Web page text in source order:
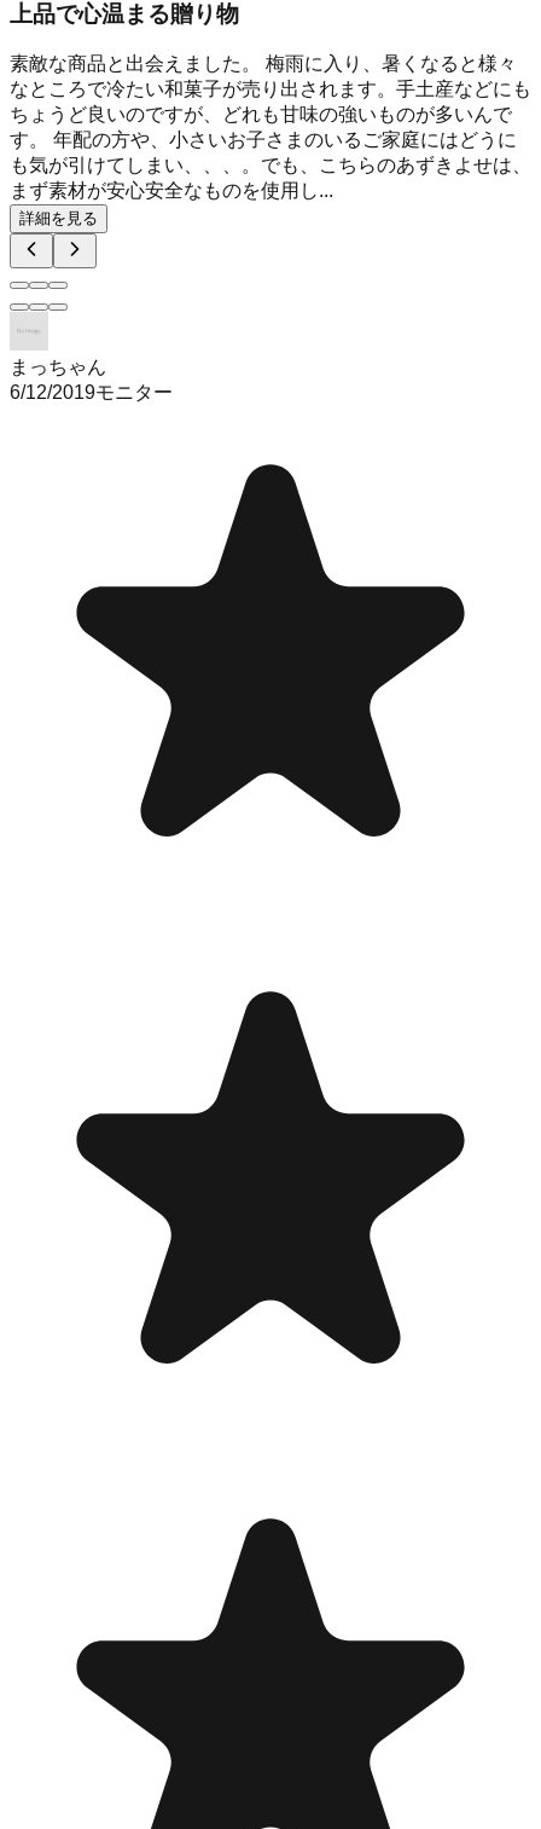
上品で心温まる贈り物
素敵な商品と出会えました。 梅雨に入り、暑くなると様々
なところで冷たい和菓子が売り出されます。手土産などにも
ちょうど良いのですが、どれも甘味の強いものが多いんで
す。 年配の方や、小さいお子さまのいるご家庭にはどうに
も気が引けてしまい、、、。でも、こちらのあずきよせは、
まず素材が安心安全なものを使用し...
詳細を見る
まっちゃん
6/12/2019モニター